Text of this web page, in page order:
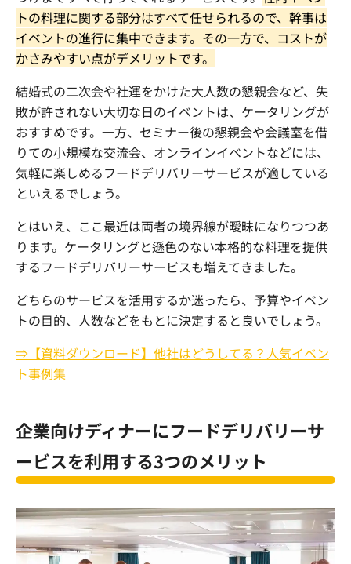
トの料理に関する部分はすべて任せられるので、幹事は
イベントの進行に集中できます。その一方で、コストが
かさみやすい点がデメリットです。
結婚式の二次会や社運をかけた大人数の懇親会など、失
敗が許されない大切な日のイベントは、ケータリングが
おすすめです。一方、セミナー後の懇親会や会議室を借
りての小規模な交流会、オンラインイベントなどには、
気軽に楽しめるフードデリバリーサービスが適している
といえるでしょう。
とはいえ、ここ最近は両者の境界線が曖昧になりつつあ
ります。ケータリングと遜色のない本格的な料理を提供
するフードデリバリーサービスも増えてきました。
どちらのサービスを活用するか迷ったら、予算やイベン
トの目的、人数などをもとに決定すると良いでしょう。
⇒【資料ダウンロード】他社はどうしてる？人気イベン
ト事例集
企業向けディナーにフードデリバリーサ
ービスを利用する3つのメリット